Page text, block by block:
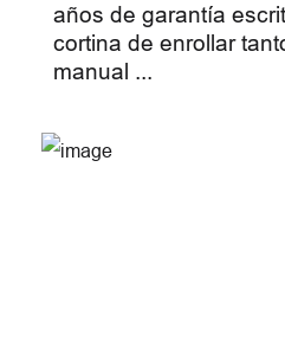
años de garantía
cortina de enrollar
manual ...